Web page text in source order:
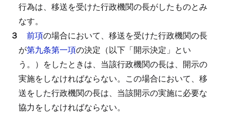
行為は、移送を受けた行政機関の長がしたものとみ
なす。
３ 前項の場合において、移送を受けた行政機関の長
が第九条第一項の決定（以下「開示決定」とい
う。）をしたときは、当該行政機関の長は、開示の
実施をしなければならない。 この場合において、移
送をした行政機関の長は、当該開示の実施に必要な
協力をしなければならない。